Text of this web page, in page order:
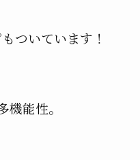
ついています！
機能性。